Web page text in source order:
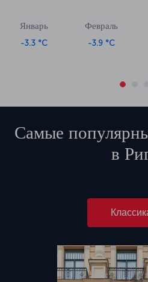
Январь
-3.3 °C
Февраль
-3.9 °C
Самые
в